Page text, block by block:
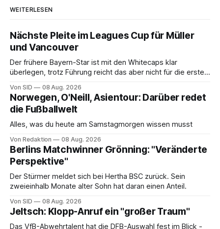
WEITERLESEN
Nächste Pleite im Leagues Cup für Müller
und Vancouver
Der frühere Bayern-Star ist mit den Whitecaps klar
überlegen, trotz Führung reicht das aber nicht für die ersten
Von SID 08 Aug. 2026
Norwegen, O'Neill, Asientour: Darüber redet
die Fußballwelt
Alles, was du heute am Samstagmorgen wissen musst
Von Redaktion 08 Aug. 2026
Berlins Matchwinner Grönning: "Veränderte
Perspektive"
Der Stürmer meldet sich bei Hertha BSC zurück. Sein
zweieinhalb Monate alter Sohn hat daran einen Anteil.
Von SID 08 Aug. 2026
Jeltsch: Klopp-Anruf ein "großer Traum"
Das VfB-Abwehrtalent hat die DFB-Auswahl fest im Blick -